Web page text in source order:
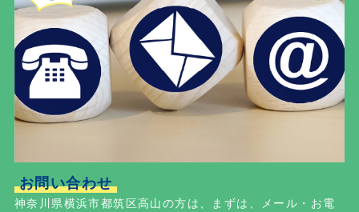
お問い合わせ
神奈川県横浜市都筑区高山の方は、まずは、メール・お電